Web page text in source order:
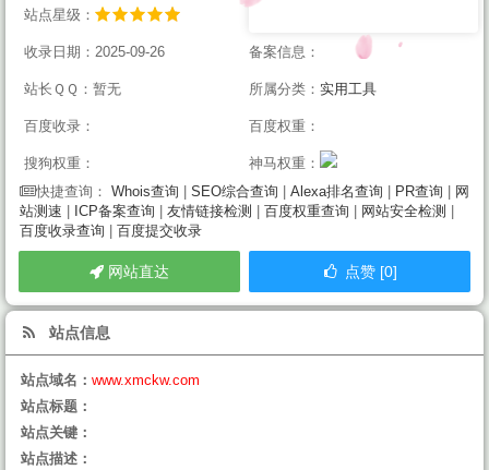
站点星级：
收录日期：2025-09-26 备案信息：
站长ＱＱ：暂无 所属分类： 实用工具
百度收录： 百度权重：
搜狗权重： 神马权重：
快捷查询： Whois查询 SEO综合查询 Alexa排名查询 PR查询
网
站测速
ICP备案查询 友情链接检测 百度权重查询 网站安全检测
百度收录查询
百度提交收录
网站直达 点赞 [0]
站点信息
站点域名： www.xmckw.com
站点标题：
站点关键：
站点描述：